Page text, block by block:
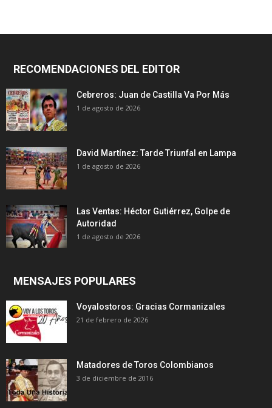
RECOMENDACIONES DEL EDITOR
Cebreros: Juan de Castilla Va Por Más
1 de agosto de 2026
David Martínez: Tarde Triunfal en Lampa
1 de agosto de 2026
Las Ventas: Héctor Gutiérrez, Golpe de
Autoridad
1 de agosto de 2026
MENSAJES POPULARES
Voyalostoros: Gracias Cormanizales
21 de febrero de 2026
Matadores de Toros Colombianos
3 de diciembre de 2016